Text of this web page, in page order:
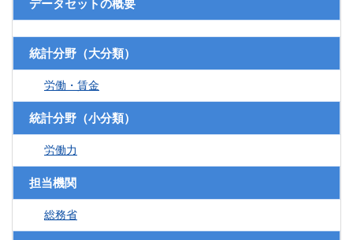
データセットの概要
統計分野（大分類）
労働・賃金
統計分野（小分類）
労働力
担当機関
総務省